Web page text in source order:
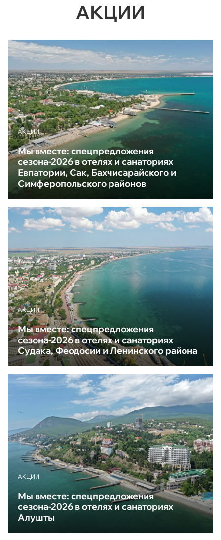
АКЦИИ
АКЦИИ
Мы вместе: спецпредложения
сезона-2026 в отелях и санаториях
Евпатории, Сак, Бахчисарайского и
Симферопольского районов
АКЦИИ
Мы вместе: спецпредложения
сезона-2026 в отелях и санаториях
Судака, Феодосии и Ленинского района
АКЦИИ
Мы вместе: спецпредложения
сезона-2026 в отелях и санаториях
Алушты